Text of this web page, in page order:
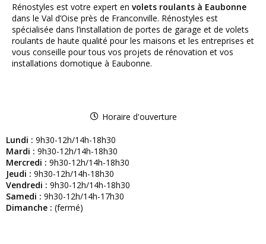
Rénostyles est votre expert en volets roulants à Eaubonne
dans le Val d’Oise près de Franconville. Rénostyles est
spécialisée dans l’installation de portes de garage et de volets
roulants de haute qualité pour les maisons et les entreprises et
vous conseille pour tous vos projets de rénovation et vos
installations domotique à Eaubonne.
Horaire d'ouverture
Lundi : 9h30-12h/14h-18h30
Mardi : 9h30-12h/14h-18h30
Mercredi : 9h30-12h/14h-18h30
Jeudi : 9h30-12h/14h-18h30
Vendredi : 9h30-12h/14h-18h30
Samedi : 9h30-12h/14h-17h30
Dimanche : (fermé)